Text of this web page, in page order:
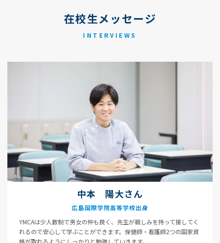
在校生メッセージ
INTERVIEWS
中本 陽大さん
広島国際学院高等学校出身
YMCAは少人数制で男女の仲も良く、先生が親しみを持って接してく
れるので安心して学ぶことができます。保健師・看護師2つの国家資